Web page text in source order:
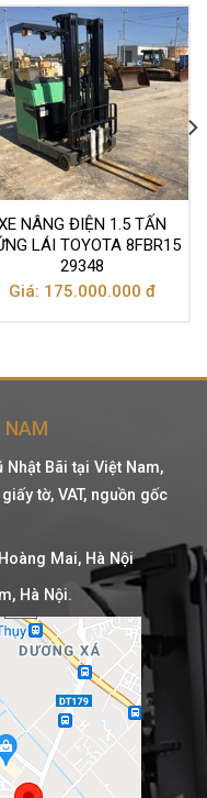
NÂNG ĐIỆN 1.5 TẤN
LÁI TOYOTA 8FBR15
29348
Giá: 175.000.000 đ
NAM
Bãi tại Việt Nam,
tờ, VAT, nguồn gốc
Mai, Hà Nội
Hà Nội.